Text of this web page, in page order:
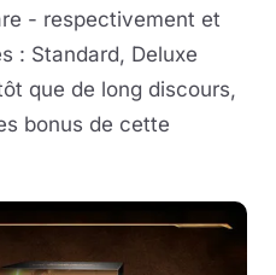
- respectivement et
: Standard, Deluxe
que de long discours,
bonus de cette